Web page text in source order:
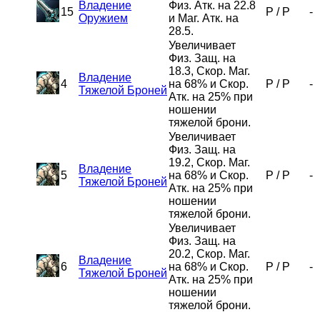
15
Владение
Оружием
Физ. Атк. на 22.8
и Маг. Атк. на
28.5.
P / P -
4
Владение
Тяжелой Броней
Увеличивает
Физ. Защ. на
18.3, Скор. Маг.
на 68% и Скор.
Атк. на 25% при
ношении
тяжелой брони.
P / P -
5
Владение
Тяжелой Броней
Увеличивает
Физ. Защ. на
19.2, Скор. Маг.
на 68% и Скор.
Атк. на 25% при
ношении
тяжелой брони.
P / P -
6
Владение
Тяжелой Броней
Увеличивает
Физ. Защ. на
20.2, Скор. Маг.
на 68% и Скор.
Атк. на 25% при
ношении
тяжелой брони.
P / P -